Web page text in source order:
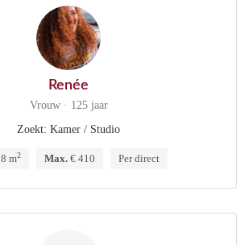
Renée
Vrouw · 125 jaar
Zoekt: Kamer / Studio
8 m2 Max. € 410 Per direct